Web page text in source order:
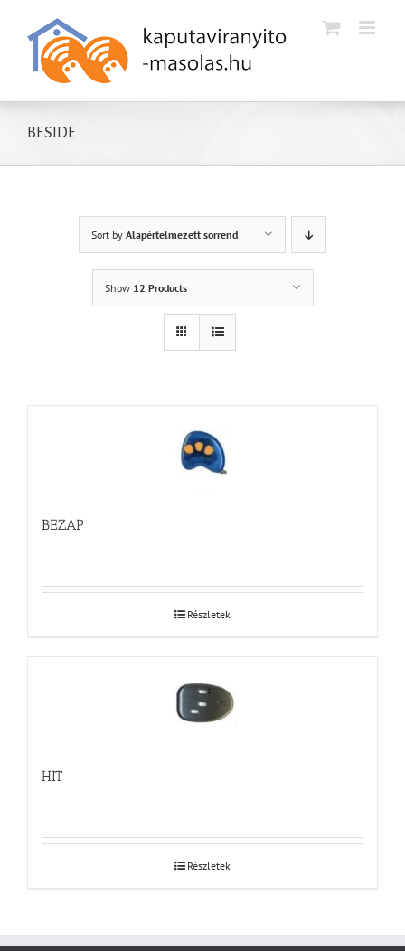
Kihagyás
BESIDE
Sort by Alapértelmezett sorrend
Show 12 Products
BEZAP
Részletek
HIT
Részletek